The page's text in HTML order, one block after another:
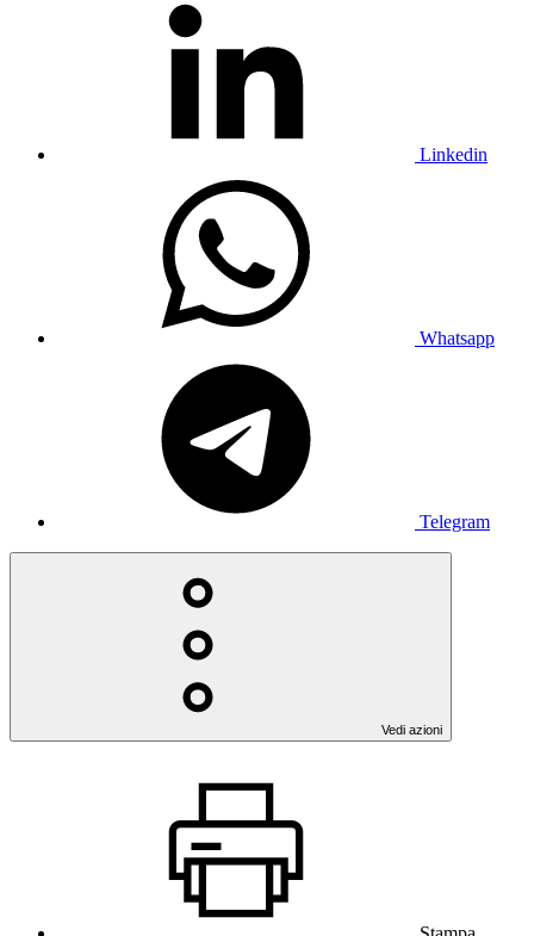
Linkedin
Whatsapp
Telegram
Vedi azioni